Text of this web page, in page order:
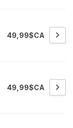
49,99$CA
49,99$CA